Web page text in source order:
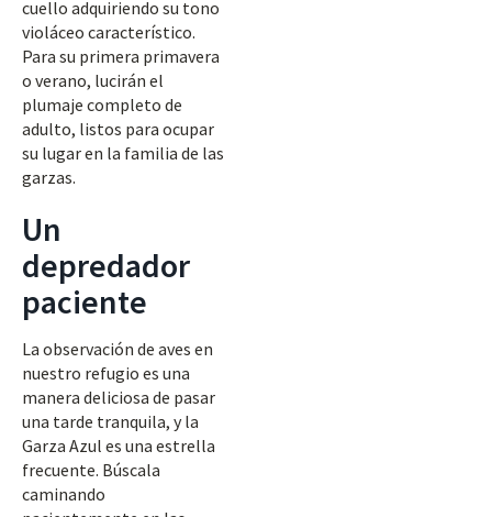
cuello adquiriendo su tono
violáceo característico.
Para su primera primavera
o verano, lucirán el
plumaje completo de
adulto, listos para ocupar
su lugar en la familia de las
garzas.
Un
depredador
paciente
La observación de aves en
nuestro refugio es una
manera deliciosa de pasar
una tarde tranquila, y la
Garza Azul es una estrella
frecuente. Búscala
caminando